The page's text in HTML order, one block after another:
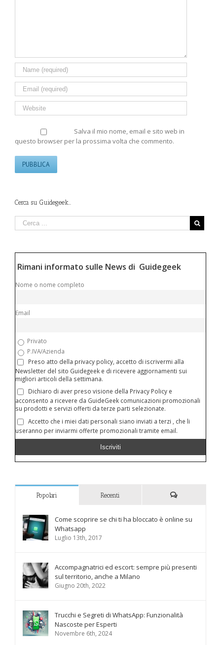
Salva il mio nome, email e sito web in
questo browser per la prossima volta che commento.
Cerca su Guidegeek…
Rimani informato sulle News di Guidegeek
Nome o nome completo
Email
Privato
P.IVA/Azienda
Preso atto della privacy policy, accetto di iscrivermi alla
Newsletter del sito Guidegeek e di ricevere aggiornamenti sui
migliori articoli della settimana.
Dichiaro di aver preso visione della Privacy Policy e
acconsento a ricevere da GuideGeek comunicazioni promozionali
su prodotti e servizi offerti da terze parti selezionate.
Accetto che i miei dati personali siano inviati a terzi , che li
useranno per inviarmi offerte promozionali tramite email.
Popolari Recenti
Come scoprire se chi ti ha bloccato è online su
Whatsapp
Luglio 13th, 2017
Accompagnatrici ed escort: sempre più presenti
sul territorio, anche a Milano
Giugno 20th, 2022
Trucchi e Segreti di WhatsApp: Funzionalità
Nascoste per Esperti
Novembre 6th, 2024